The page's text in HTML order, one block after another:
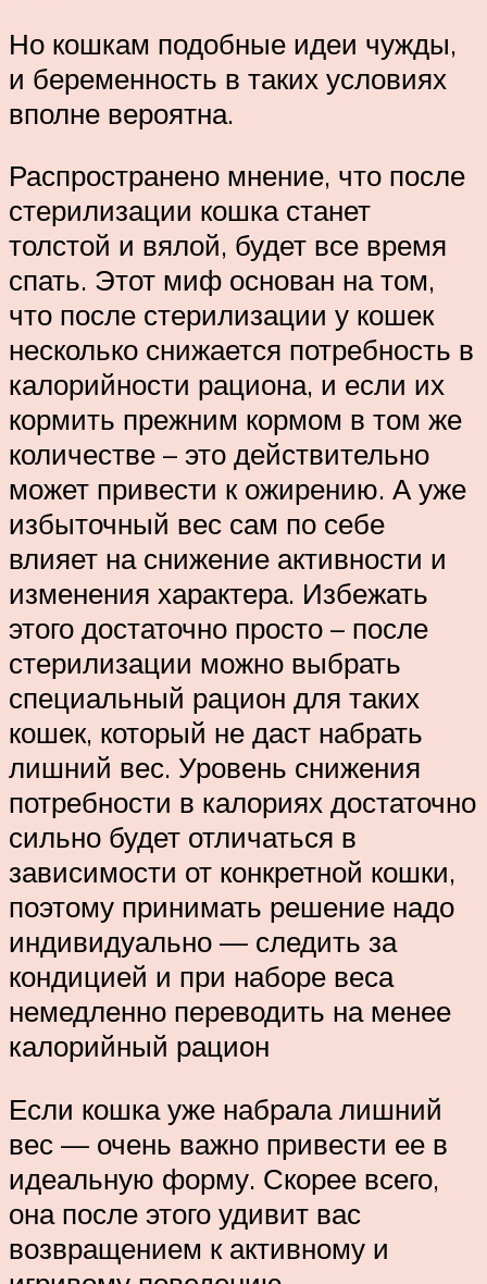
Но кошкам подобные идеи чужды,
и беременность в таких условиях
вполне вероятна.
Распространено мнение, что после
стерилизации кошка станет
толстой и вялой, будет все время
спать. Этот миф основан на том,
что после стерилизации у кошек
несколько снижается потребность в
калорийности рациона, и если их
кормить прежним кормом в том же
количестве – это действительно
может привести к ожирению. А уже
избыточный вес сам по себе
влияет на снижение активности и
изменения характера. Избежать
этого достаточно просто – после
стерилизации можно выбрать
специальный рацион для таких
кошек, который не даст набрать
лишний вес. Уровень снижения
потребности в калориях достаточно
сильно будет отличаться в
зависимости от конкретной кошки,
поэтому принимать решение надо
индивидуально — следить за
кондицией и при наборе веса
немедленно переводить на менее
калорийный рацион
Если кошка уже набрала лишний
вес — очень важно привести ее в
идеальную форму. Скорее всего,
она после этого удивит вас
возвращением к активному и